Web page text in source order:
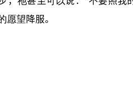
愿望降服。